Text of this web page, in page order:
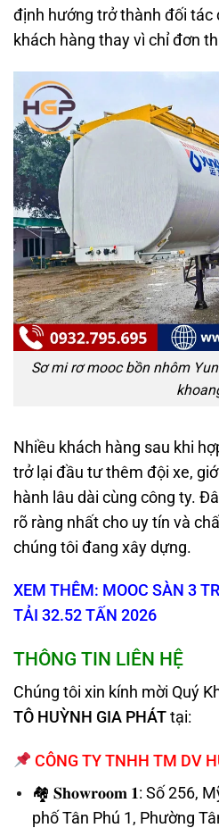
định hướng trở thành đối tác
khách hàng thay vì chỉ đơn
Sơ mi rơ mooc bồn nhôm
Nhiều khách hàng sau khi
trở lại đầu tư thêm đội xe,
hành lâu dài cùng công ty.
rõ ràng nhất cho uy tín và
chúng tôi đang xây dựng.
XEM THÊM: MOOC SÀN 3
TẢI 32.52 TẤN 2026
THÔNG TIN LIÊN HỆ
Chúng tôi xin kính mời Quý
TÔ HUỲNH GIA PHÁT tại:
CÔNG TY TNHH TM DV
🏘 𝐒𝐡𝐨𝐰𝐫𝐨𝐨𝐦 𝟏: Số 256,
phố Tân Phú 1, Phường